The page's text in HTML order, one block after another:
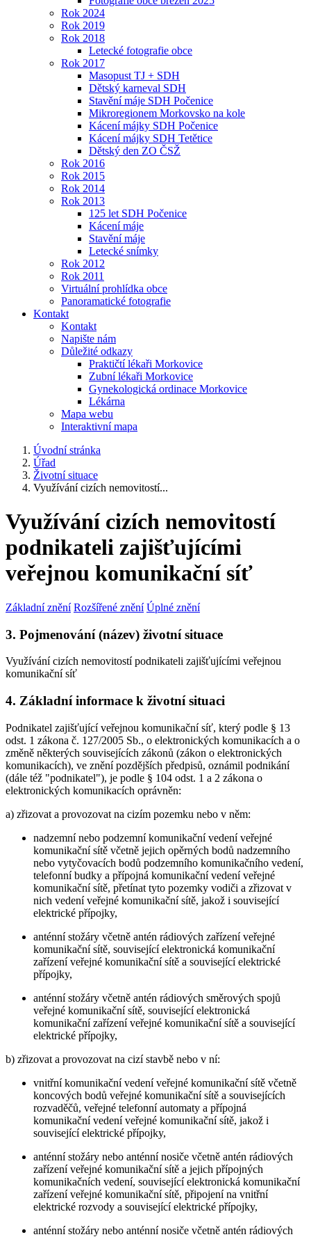
Rok 2024
Rok 2019
Rok 2018
Letecké fotografie obce
Rok 2017
Masopust TJ + SDH
Dětský karneval SDH
Stavění máje SDH Počenice
Mikroregionem Morkovsko na kole
Kácení májky SDH Počenice
Kácení májky SDH Tetětice
Dětský den ZO ČSŽ
Rok 2016
Rok 2015
Rok 2014
Rok 2013
125 let SDH Počenice
Kácení máje
Stavění máje
Letecké snímky
Rok 2012
Rok 2011
Virtuální prohlídka obce
Panoramatické fotografie
Kontakt
Kontakt
Napište nám
Důležité odkazy
Praktičtí lékaři Morkovice
Zubní lékaři Morkovice
Gynekologická ordinace Morkovice
Lékárna
Mapa webu
Interaktivní mapa
Úvodní stránka
Úřad
Životní situace
Využívání cizích nemovitostí...
Využívání cizích nemovitostí
podnikateli zajišťujícími
veřejnou komunikační síť
Základní znění Rozšířené znění Úplné znění
3. Pojmenování (název) životní situace
Využívání cizích nemovitostí podnikateli zajišťujícími veřejnou
komunikační síť
4. Základní informace k životní situaci
Podnikatel zajišťující veřejnou komunikační síť, který podle § 13
odst. 1 zákona č. 127/2005 Sb., o elektronických komunikacích a o
změně některých souvisejících zákonů (zákon o elektronických
komunikacích), ve znění pozdějších předpisů, oznámil podnikání
(dále též "podnikatel"), je podle § 104 odst. 1 a 2 zákona o
elektronických komunikacích oprávněn:
a) zřizovat a provozovat na cizím pozemku nebo v něm:
nadzemní nebo podzemní komunikační vedení veřejné
komunikační sítě včetně jejich opěrných bodů nadzemního
nebo vytyčovacích bodů podzemního komunikačního vedení,
telefonní budky a přípojná komunikační vedení veřejné
komunikační sítě, přetínat tyto pozemky vodiči a zřizovat v
nich vedení veřejné komunikační sítě, jakož i související
elektrické přípojky,
anténní stožáry včetně antén rádiových zařízení veřejné
komunikační sítě, související elektronická komunikační
zařízení veřejné komunikační sítě a související elektrické
přípojky,
anténní stožáry včetně antén rádiových směrových spojů
veřejné komunikační sítě, související elektronická
komunikační zařízení veřejné komunikační sítě a související
elektrické přípojky,
b) zřizovat a provozovat na cizí stavbě nebo v ní:
vnitřní komunikační vedení veřejné komunikační sítě včetně
koncových bodů veřejné komunikační sítě a souvisejících
rozvaděčů, veřejné telefonní automaty a přípojná
komunikační vedení veřejné komunikační sítě, jakož i
související elektrické přípojky,
anténní stožáry nebo anténní nosiče včetně antén rádiových
zařízení veřejné komunikační sítě a jejich přípojných
komunikačních vedení, související elektronická komunikační
zařízení veřejné komunikační sítě, připojení na vnitřní
elektrické rozvody a související elektrické přípojky,
anténní stožáry nebo anténní nosiče včetně antén rádiových